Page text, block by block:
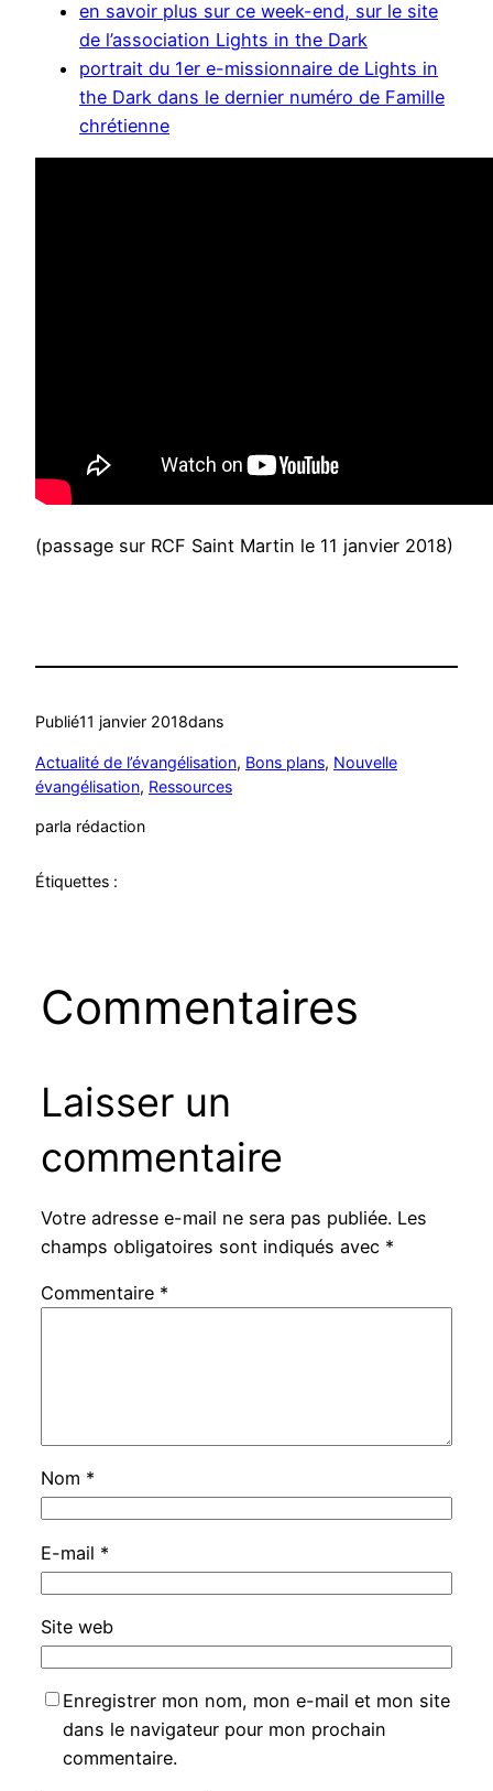
en savoir plus sur ce week-end, sur le site
de l’association Lights in the Dark
portrait du 1er e-missionnaire de Lights in
the Dark dans le dernier numéro de Famille
chrétienne
(passage sur RCF Saint Martin le 11 janvier 2018)
Publié11 janvier 2018dans
Actualité de l’évangélisation, Bons plans, Nouvelle
évangélisation, Ressources
parla rédaction
Étiquettes :
Commentaires
Laisser un
commentaire
Votre adresse e-mail ne sera pas publiée. Les
champs obligatoires sont indiqués avec *
Commentaire *
Nom *
E-mail *
Site web
Enregistrer mon nom, mon e-mail et mon site
dans le navigateur pour mon prochain
commentaire.